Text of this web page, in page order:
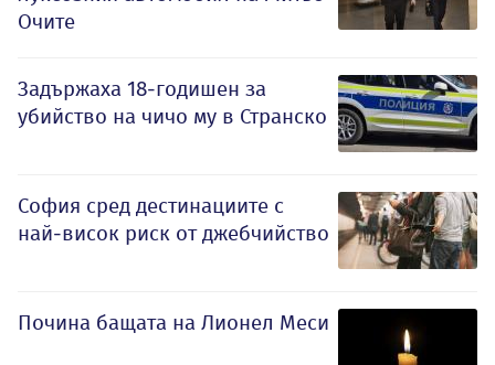
Очите
Задържаха 18-годишен за
убийство на чичо му в Странско
София сред дестинациите с
най-висок риск от джебчийство
Почина бащата на Лионел Меси